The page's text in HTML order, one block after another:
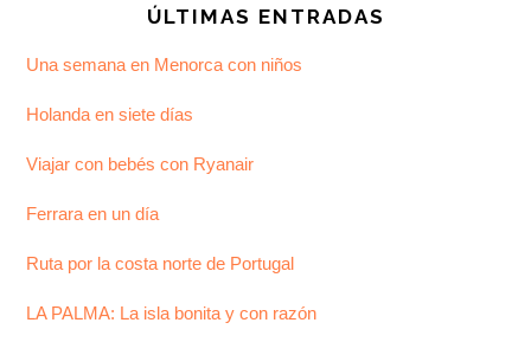
ÚLTIMAS ENTRADAS
Una semana en Menorca con niños
Holanda en siete días
Viajar con bebés con Ryanair
Ferrara en un día
Ruta por la costa norte de Portugal
LA PALMA: La isla bonita y con razón